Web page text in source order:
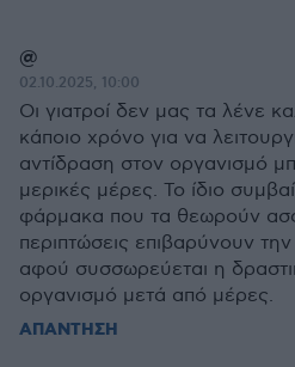
@
02.10.2025, 10:00
Οι γιατροί δεν μας τα λένε
κάποιο χρόνο για να
αντίδραση στον οργανισμό
μερικές μέρες. Το ίδιο
φάρμακα που τα θεωρούν
περιπτώσεις επιβαρύνουν
αφού συσσωρεύεται η
οργανισμό μετά από μέρες.
ΑΠΑΝΤΗΣΗ